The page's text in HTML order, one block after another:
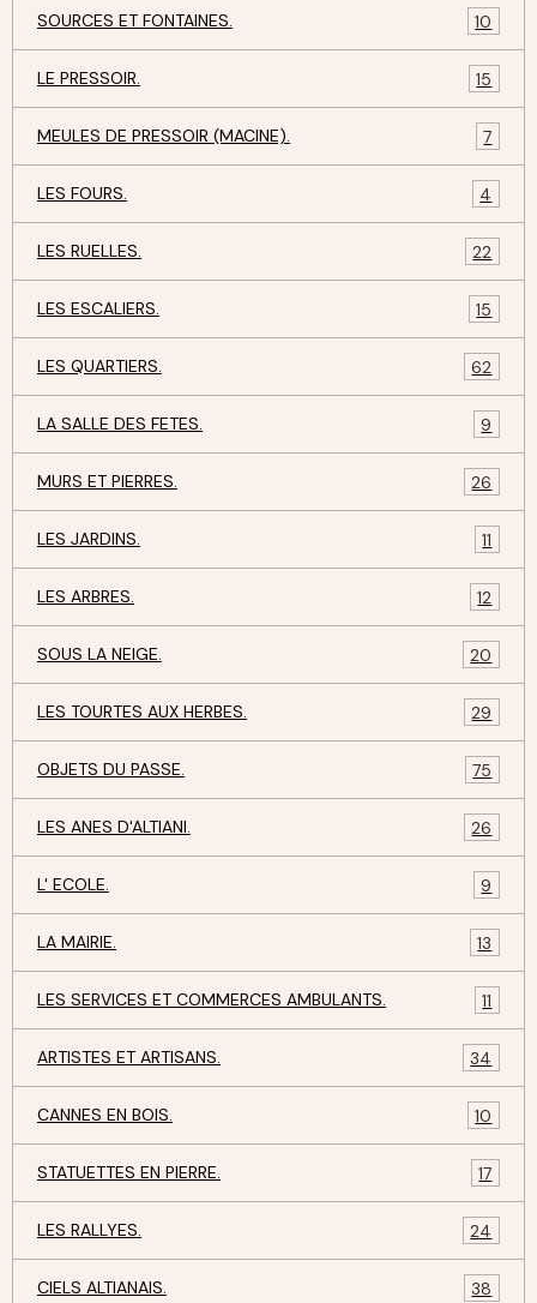
SOURCES ET FONTAINES. 10
LE PRESSOIR. 15
MEULES DE PRESSOIR (MACINE). 7
LES FOURS. 4
LES RUELLES. 22
LES ESCALIERS. 15
LES QUARTIERS. 62
LA SALLE DES FETES. 9
MURS ET PIERRES. 26
LES JARDINS. 11
LES ARBRES. 12
SOUS LA NEIGE. 20
LES TOURTES AUX HERBES. 29
OBJETS DU PASSE. 75
LES ANES D'ALTIANI. 26
L' ECOLE. 9
LA MAIRIE. 13
LES SERVICES ET COMMERCES AMBULANTS. 11
ARTISTES ET ARTISANS. 34
CANNES EN BOIS. 10
STATUETTES EN PIERRE. 17
LES RALLYES. 24
CIELS ALTIANAIS. 38